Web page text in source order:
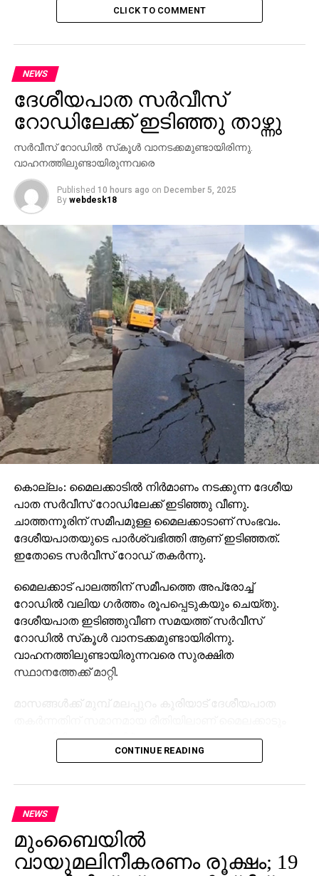
CLICK TO COMMENT
NEWS
ദേശീയപാത സര്‍വീസ്
റോഡിലേക്ക് ഇടിഞ്ഞു താഴ്ന്നു
സര്‍വീസ് റോഡില്‍ സ്‌കൂള്‍ വാനടക്കമുണ്ടായിരിന്നു.
വാഹനത്തിലുണ്ടായിരുന്നവരെ
Published 10 hours ago on December 5, 2025
By webdesk18
കൊല്ലം: മൈലക്കാടില്‍ നിര്‍മാണം നടക്കുന്ന ദേശീയ
പാത സര്‍വീസ് റോഡിലേക്ക് ഇടിഞ്ഞു വീണു.
ചാത്തന്നൂരിന് സമീപമുള്ള മൈലക്കാടാണ് സംഭവം.
ദേശീയപാതയുടെ പാര്‍ശ്വഭിത്തി ആണ് ഇടിഞ്ഞത്.
ഇതോടെ സര്‍വീസ് റോഡ് തകര്‍ന്നു.
മൈലക്കാട് പാലത്തിന് സമീപത്തെ അപ്രോച്ച്
റോഡില്‍ വലിയ ഗര്‍ത്തം രൂപപ്പെടുകയും ചെയ്തു.
ദേശീയപാത ഇടിഞ്ഞുവീണ സമയത്ത് സര്‍വീസ്
റോഡില്‍ സ്‌കൂള്‍ വാനടക്കമുണ്ടായിരിന്നു.
വാഹനത്തിലുണ്ടായിരുന്നവരെ സുരക്ഷിത
സ്ഥാനത്തേക്ക് മാറ്റി.
മാസങ്ങള്‍ക്ക് മുമ്പ് മലപ്പുറം കൂരിയാട് ദേശീയപാത
ഉണ്ടായിരിക്കുന്നത്. നിര്‍മാണം നടക്കുന്ന
ദേശീയപാതയുടെ ഭാഗം താഴേക്ക് ഇടിയുകയായിരുന്നു.
തിരക്കേറിയ സമയത്താണ് അപകടമുണ്ടായത്.
നിര്‍മാണ പ്രവൃത്തികള്‍ ഏകദേശം
പൂര്‍ണമായിക്കൊണ്ടിരിക്കുന്ന സമയത്താണ് അപകടം.
സംഭവത്തെ തുടര്‍ന്ന് ഗതാഗതത്തിന്
നിയന്ത്രണമേര്‍പ്പെടുത്തിയിട്ടുണ്ട്. വാഹനങ്ങള്‍ തീരദേശ
CONTINUE READING
NEWS
മുംബൈയില്‍
വായുമലിനീകരണം രൂക്ഷം; 19